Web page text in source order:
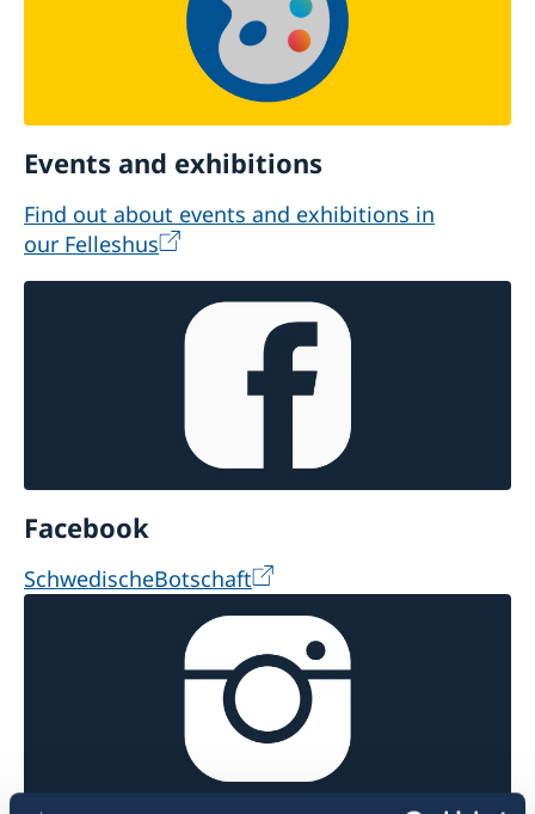
Events and exhibitions
Find out about events and exhibitions in
our Felleshus
Facebook
SchwedischeBotschaft